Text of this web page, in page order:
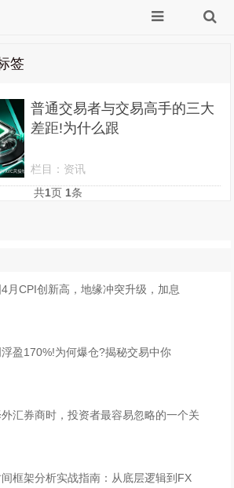
签
普通交易者与交易高手的三大
差距!为什么跟
栏目： 资讯
共1页 1条
月CPI创新高，地缘冲突升级，加息
浮盈170%!为何爆仓?揭秘交易中你
汇券商时，投资者最容易忽略的一个关
间框架分析实战指南：从底层逻辑到FX